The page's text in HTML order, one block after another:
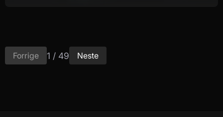
Forrige 1 / 49 Neste